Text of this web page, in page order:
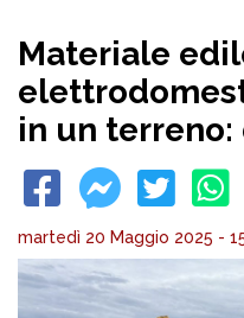
Materiale
in un
martedì 20 Maggio 2025 -